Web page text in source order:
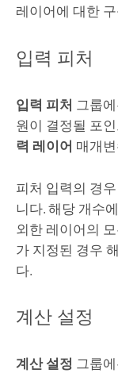
레이어에 대한
입력 피처
입력 피처 그룹
원이 결정될 포
력 레이어 매개
피처 입력의 경
니다. 해당 개수
외한 레이어의
가 지정된 경우
다.
계산 설정
계산 설정 그룹